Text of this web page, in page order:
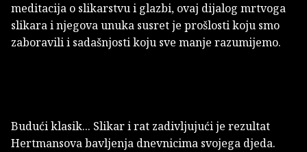
meditacija o sli­kar­stvu i glazbi, ovaj dijalog mrtvoga
slikara i njegova unuka susret je prošlosti koju smo
zaboravili i sadašnjosti koju sve manje razumijemo.
Budući klasik... Slikar i rat zadivljujući je rezultat
Hertmansova bavljenja dnevnicima svojega djeda.